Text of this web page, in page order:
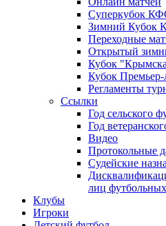
Суперкубок
Зимний Кубок
Переходные
Открытый
Кубок
Кубок
Регламенты
Ссылки
Год сельского
Год
Видео
Протокольные
Судейские
лиц
Клубы
Игроки